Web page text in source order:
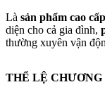
Là sản phẩm cao
diện cho cả gia đình,
thường xuyên vận
THỂ LỆ